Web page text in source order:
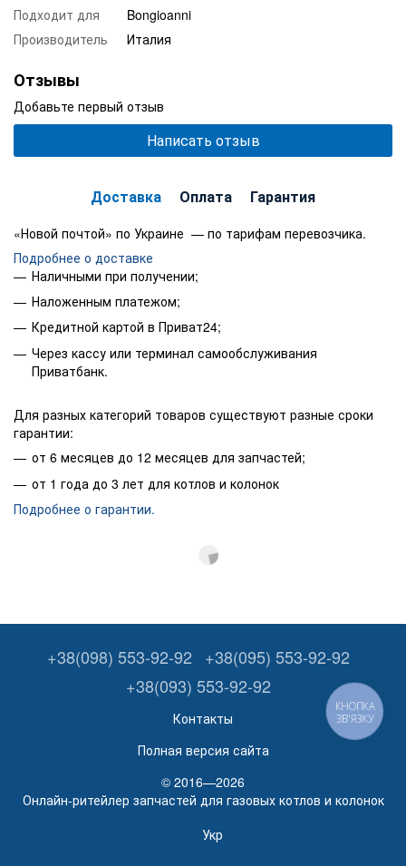
Подходит для
Bongioanni
Производитель
Италия
Отзывы
Добавьте первый отзыв
Написать отзыв
Доставка Оплата Гарантия
«Новой почтой» по Украине — по тарифам перевозчика.
Подробнее о доставке
Наличными при получении;
Наложенным платежом;
Кредитной картой в Приват24;
Через кассу или терминал самообслуживания
Приватбанк.
Для разных категорий товаров существуют разные сроки
гарантии:
от 6 месяцев до 12 месяцев для запчастей;
от 1 года до 3 лет для котлов и колонок
Подробнее о гарантии.
+38(098) 553-92-92
+38(095) 553-92-92
+38(093) 553-92-92
Контакты
Полная версия сайта
© 2016—2026
Онлайн-ритейлер запчастей для газовых котлов и колонок
Укр
КНОПКА
ЗВ'ЯЗКУ